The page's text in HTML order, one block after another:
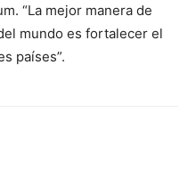
“La mejor manera de
mundo es fortalecer el
países”.